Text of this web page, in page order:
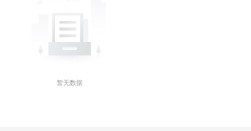
暂无数据